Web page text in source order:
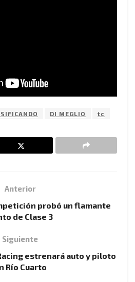
DI MEGLIO tc
Anterior
probó un flamante
de Clase 3
Siguiente
estrenará auto y piloto
Río Cuarto